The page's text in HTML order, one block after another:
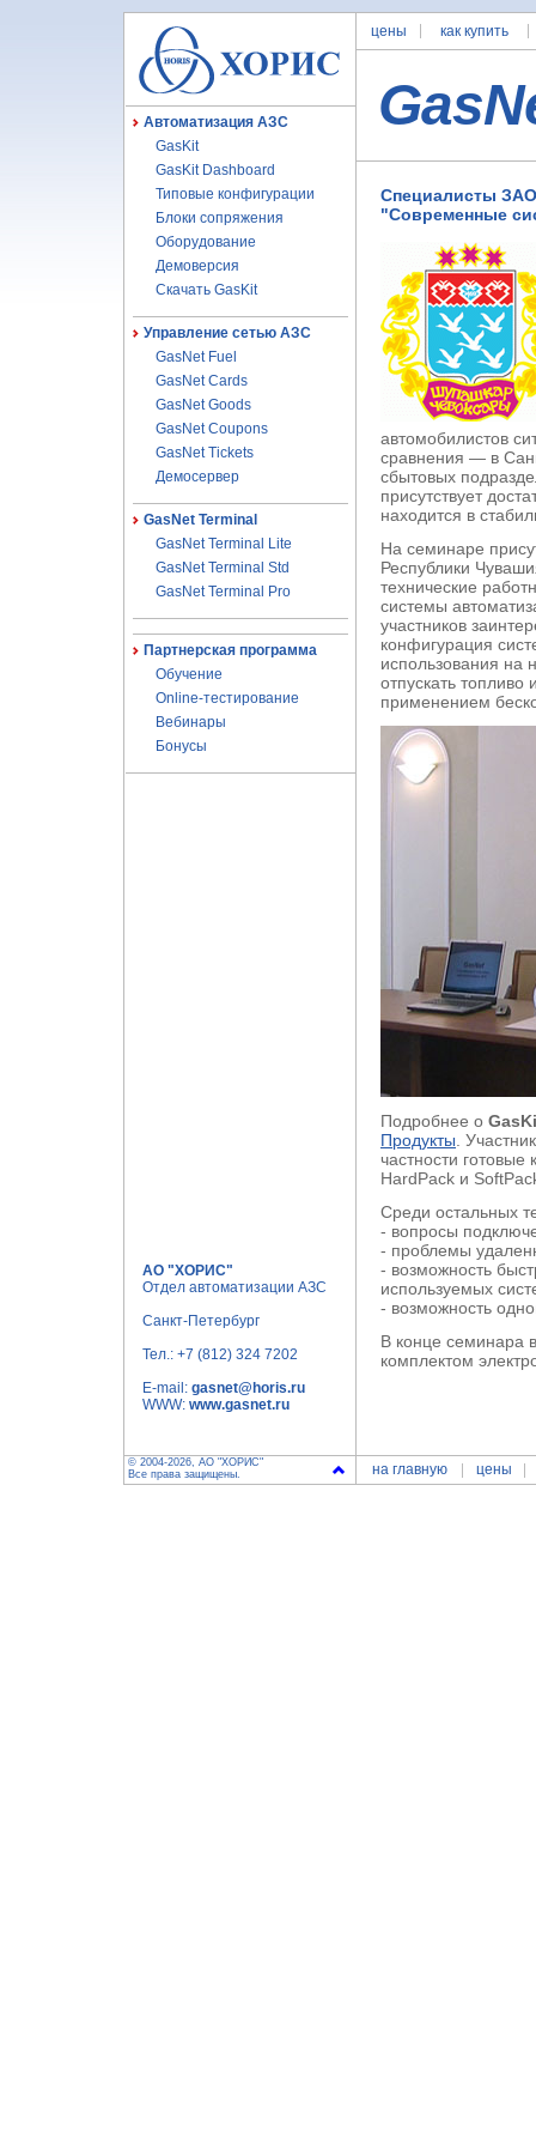
Автоматизация АЗС
GasKit
GasKit Dashboard
Типовые конфигурации
Блоки сопряжения
Оборудование
Демоверсия
Скачать GasKit
Управление сетью АЗС
GasNet Fuel
GasNet Cards
GasNet Goods
GasNet Coupons
GasNet Tickets
Демосервер
GasNet Terminal
GasNet Terminal Lite
GasNet Terminal Std
GasNet Terminal Pro
Партнерская программа
Обучение
Online-тестирование
Вебинары
Бонусы
цены как купить
Специалисты
"Современные
автомобилистов
сравнения — в
сбытовых
присутствует
находится в
На семинаре
Республики
технические
системы
участников
конфигурация
использования на
отпускать топливо
применением
Подробнее о
Продукты .
частности
HardPack и
Среди остальных
- вопросы
- проблемы
- возможность
используемых
- возможность
В конце семинара
комплектом
АО "ХОРИС"
Отдел автоматизации АЗС
Санкт-Петербург
Тел.: +7 (812) 324 7202
E-mail: gasnet@horis.ru
WWW: www.gasnet.ru
© 2004-2026, АО "ХОРИС"
Все права защищены.
на главную цены